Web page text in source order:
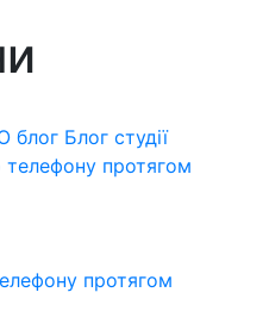
блог Блог студії
протягом